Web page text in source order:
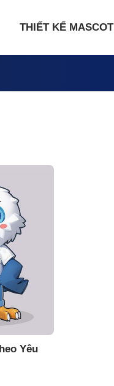
THIẾT KẾ MASCOT
Yêu